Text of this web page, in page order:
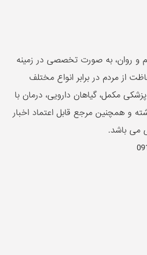
روان، به صورت تخصصی در زمینه
مردم در برابر انواع مختلف
مکمل، گیاهان دارویی، درمان با
و همچنین مرجع قابل اعتماد اخبار
می باشد.